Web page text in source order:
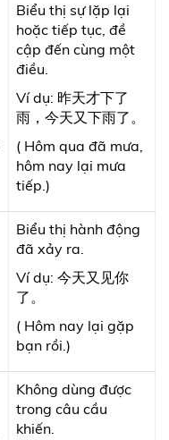
Biểu thị sự lặp lại
hoặc tiếp tục, đề
cập đến cùng một
điều.
Ví dụ: 昨天才下了
雨，今天又下雨了。
( Hôm qua đã mưa,
hôm nay lại mưa
tiếp.)
Biểu thị hành động
đã xảy ra.
Ví dụ: 今天又见你
了。
( Hôm nay lại gặp
bạn rồi.)
Không dùng được
trong câu cầu
khiến.